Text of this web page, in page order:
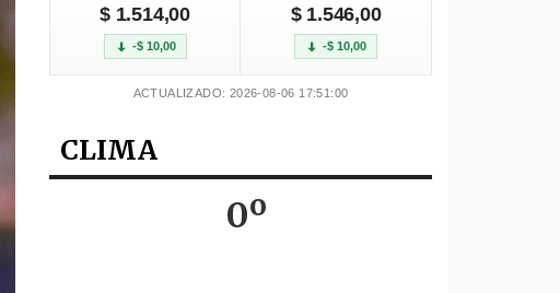
$ 1.514,00
-$ 10,00
$ 1.546,00
-$ 10,00
ACTUALIZADO: 2026-08-06 17:51:00
CLIMA
0º